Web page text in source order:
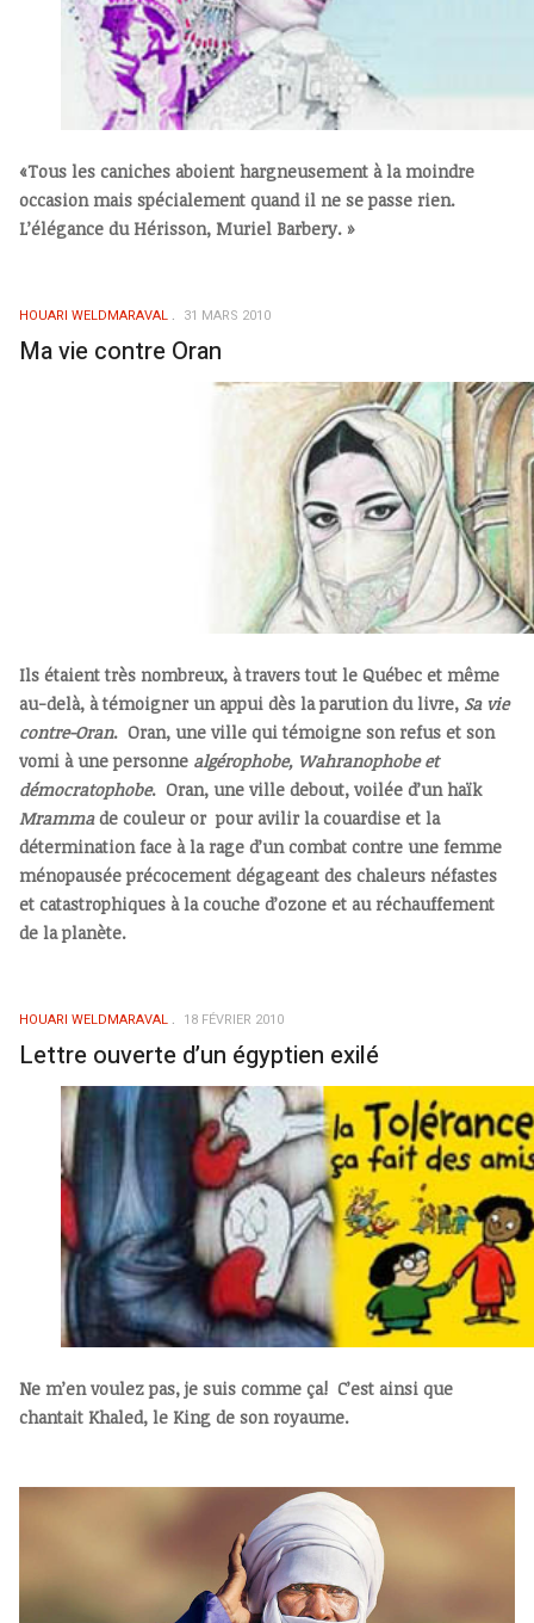
«Tous les caniches aboient hargneusement à la moindre
occasion mais spécialement quand il ne se passe rien.
L’élégance du Hérisson, Muriel Barbery. »
HOUARI WELDMARAVAL 31 MARS 2010
Ma vie contre Oran
Ils étaient très nombreux, à travers tout le Québec et même
au-delà, à témoigner un appui dès la parution du livre, Sa vie
contre-Oran. Oran, une ville qui témoigne son refus et son
vomi à une personne algérophobe, Wahranophobe et
démocratophobe. Oran, une ville debout, voilée d’un haïk
Mrammade couleur or pour avilir la couardise et la
détermination face à la rage d’un combat contre une femme
ménopausée précocement dégageant des chaleurs néfastes
et catastrophiques à la couche d’ozone et au réchauffement
de la planète.
HOUARI WELDMARAVAL 18 FÉVRIER 2010
Lettre ouverte d’un égyptien exilé
Ne m’en voulez pas, je suis comme ça! C’est ainsi que
chantait Khaled, le King de son royaume.